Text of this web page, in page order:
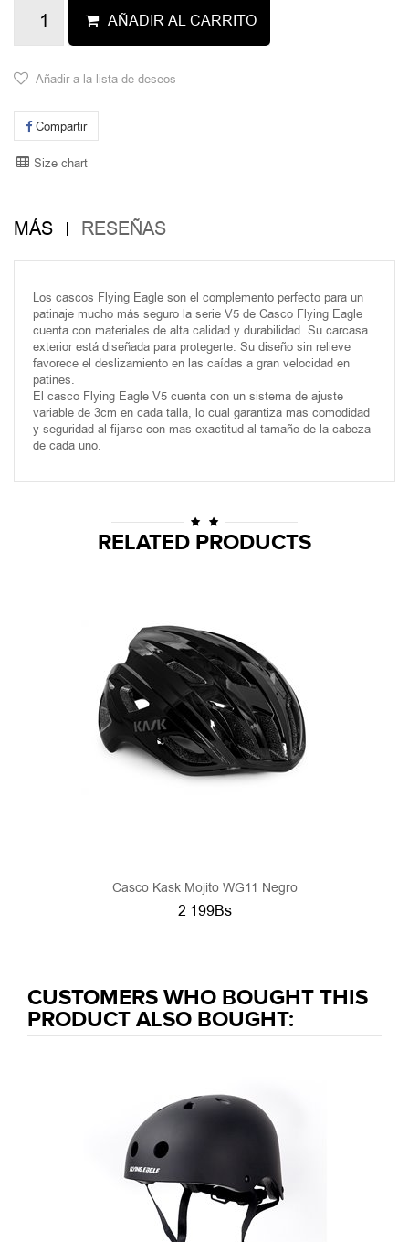
AÑADIR AL CARRITO
Añadir a la lista de deseos
Compartir
Size chart
MÁS RESEÑAS
Los cascos Flying Eagle son el complemento perfecto para un
patinaje mucho más seguro la serie V5 de Casco Flying Eagle
cuenta con materiales de alta calidad y durabilidad. Su carcasa
exterior está diseñada para protegerte. Su diseño sin relieve
favorece el deslizamiento en las caídas a gran velocidad en
patines.
El casco Flying Eagle V5 cuenta con un sistema de ajuste
variable de 3cm en cada talla, lo cual garantiza mas comodidad
y seguridad al fijarse con mas exactitud al tamaño de la cabeza
de cada uno.
RELATED PRODUCTS
Casco Kask Mojito WG11 Negro
2 199Bs
CUSTOMERS WHO BOUGHT THIS
PRODUCT ALSO BOUGHT: